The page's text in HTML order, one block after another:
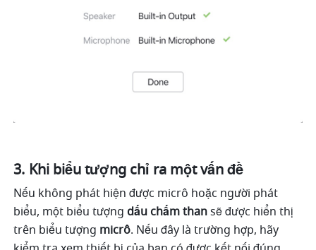
Khi biểu tượng chỉ ra một vấn đề
Nếu không phát hiện được micrô hoặc người phát
biểu, một biểu tượng dấu chấm than sẽ được hiển thị
trên biểu tượng micrô. Nếu đây là trường hợp, hãy